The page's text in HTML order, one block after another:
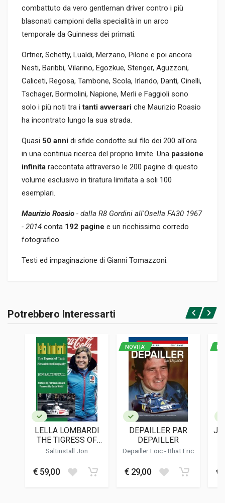
combattuto da vero gentleman driver contro i più
blasonati campioni della specialità in un arco
temporale da Guinness dei primati.
Ortner, Schetty, Lualdi, Merzario, Pilone e poi ancora
Nesti, Baribbi, Vilarino, Egozkue, Stenger, Aguzzoni,
Caliceti, Regosa, Tambone, Scola, Irlando, Danti, Cinelli,
Tschager, Bormolini, Napione, Merli e Faggioli sono
solo i più noti tra itanti avversari che Maurizio Roasio
ha incontrato lungo la sua strada.
Quasi 50 anni di sfide condotte sul filo dei 200 all'ora
in una continua ricerca del proprio limite. Una passione
infinita raccontata attraverso le 200 pagine di questo
volume esclusivo in tiratura limitata a soli 100
esemplari.
Maurizio Roasio - dalla R8 Gordini all'Osella FA30 1967
- 2014 conta 192 pagine e un ricchissimo corredo
fotografico.
Testi ed impaginazione di Gianni Tomazzoni.
Brossura
9791221046236
Gianni Tomazzoni
LINGUA DEL TESTO
DATA DI STAMPA
22 x 30 x 2 cm
Accedi o registrati
Potrebbero Interessarti
LELLA LOMBARDI
THE TIGRESS OF
TURIN
Saltinstall Jon
€ 59,00
NOVITA'
DEPAILLER PAR
DEPAILLER
Depailler Loic - Bhat Eric
€ 29,00 €